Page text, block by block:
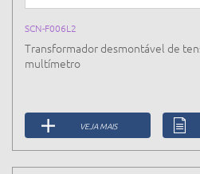
SCN-F006L2
Transformador desmontável de
multímetro
VEJA MAIS